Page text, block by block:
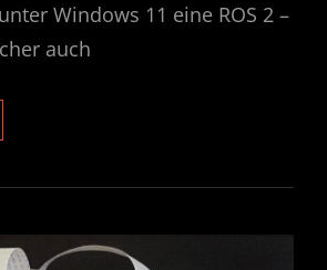
Windows 11 eine ROS 2 –
auch